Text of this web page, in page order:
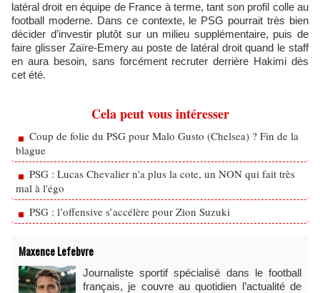
latéral droit en équipe de France à terme, tant son profil colle au
football moderne. Dans ce contexte, le PSG pourrait très bien
décider d’investir plutôt sur un milieu supplémentaire, puis de
faire glisser Zaïre-Emery au poste de latéral droit quand le staff
en aura besoin, sans forcément recruter derrière Hakimi dès
cet été.
Cela peut vous intéresser
Coup de folie du PSG pour Malo Gusto (Chelsea) ? Fin de la
blague
PSG : Lucas Chevalier n'a plus la cote, un NON qui fait très
mal à l'égo
PSG : l’offensive s’accélère pour Zion Suzuki
Maxence Lefebvre
Journaliste sportif spécialisé dans le football
français, je couvre au quotidien l’actualité de